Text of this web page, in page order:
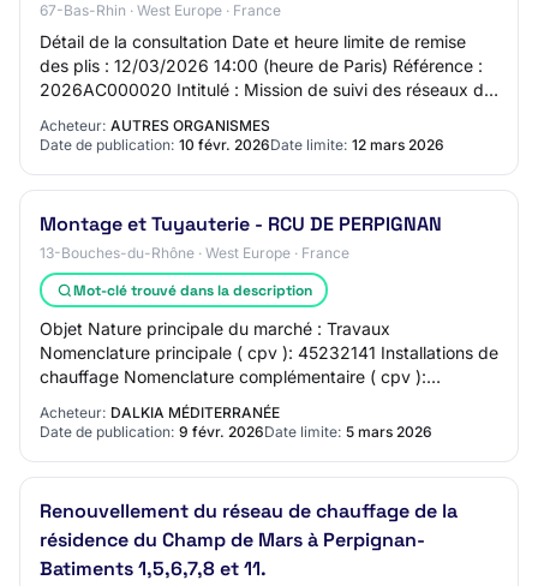
67-Bas-Rhin · West Europe · France
Détail de la consultation Date et heure limite de remise
des plis : 12/03/2026 14:00 (heure de Paris) Référence :
2026AC000020 Intitulé : Mission de suivi des réseaux de
Acheteur: AUTRES ORGANISMES
Date de publication: 10 févr. 2026Date limite: 12 mars 2026
Montage et Tuyauterie - RCU DE PERPIGNAN
13-Bouches-du-Rhône · West Europe · France
Mot-clé trouvé dans la description
Objet Nature principale du marché : Travaux
Nomenclature principale ( cpv ): 45232141 Installations de
chauffage Nomenclature complémentaire ( cpv ):
45251250 Travaux de construction de centrales de…
Acheteur: DALKIA MÉDITERRANÉE
Date de publication: 9 févr. 2026Date limite: 5 mars 2026
Renouvellement du réseau de chauffage de la
résidence du Champ de Mars à Perpignan-
Batiments 1,5,6,7,8 et 11.